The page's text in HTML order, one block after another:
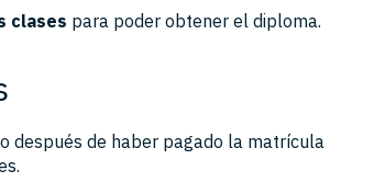
clases para poder obtener el diploma.
después de haber pagado la matrícula